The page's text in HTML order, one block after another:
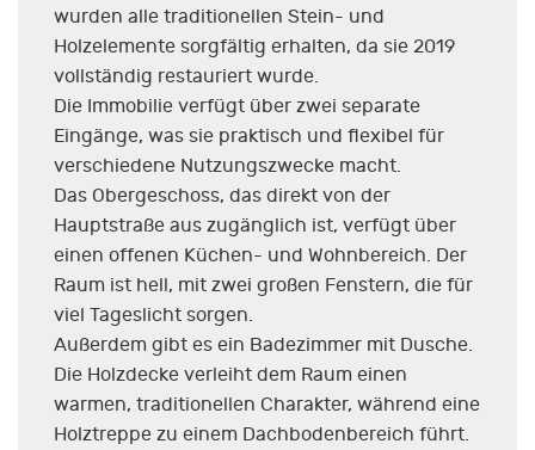
wurden alle traditionellen Stein- und
Holzelemente sorgfältig erhalten, da sie 2019
vollständig restauriert wurde.
Die Immobilie verfügt über zwei separate
Eingänge, was sie praktisch und flexibel für
verschiedene Nutzungszwecke macht.
Das Obergeschoss, das direkt von der
Hauptstraße aus zugänglich ist, verfügt über
einen offenen Küchen- und Wohnbereich. Der
Raum ist hell, mit zwei großen Fenstern, die für
viel Tageslicht sorgen.
Außerdem gibt es ein Badezimmer mit Dusche.
Die Holzdecke verleiht dem Raum einen
warmen, traditionellen Charakter, während eine
Holztreppe zu einem Dachbodenbereich führt.